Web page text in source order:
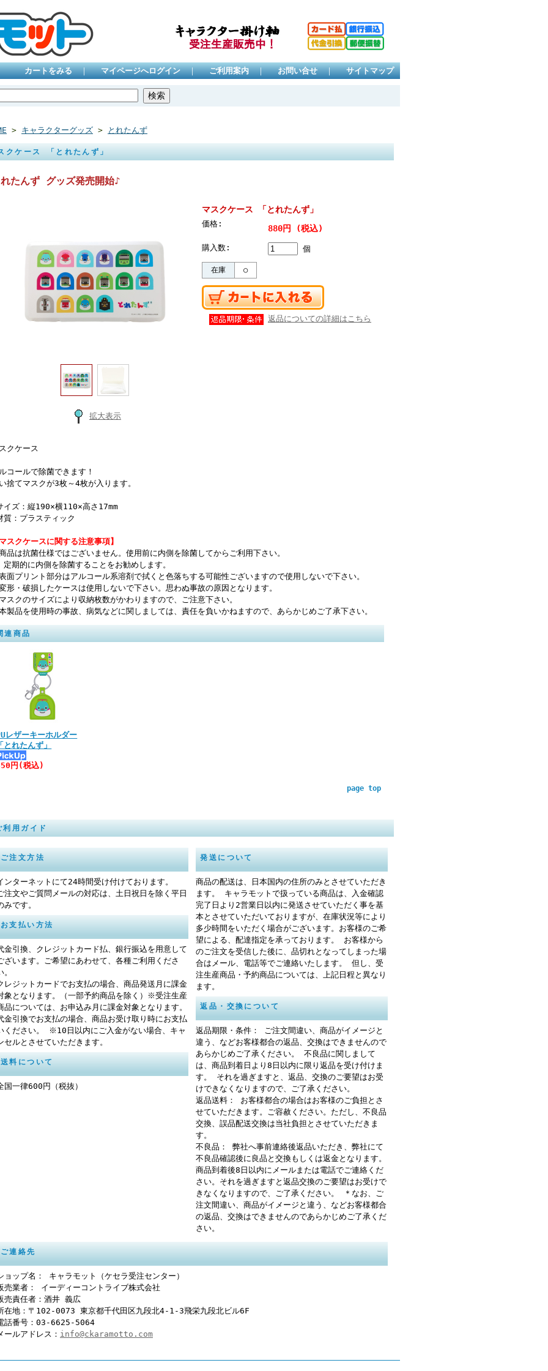
カートをみる ｜ マイページへログイン ｜ ご利用案内 ｜ お問い合せ ｜ サイトマップ
> キャラクターグッズ > とれたんず
クケース 「とれたんず」
れたんず グッズ発売開始♪
拡大表示
マスクケース 「とれたんず」
価格: 880円 (税込)
購入数: 個
在庫 ○
返品についての詳細はこちら
クケース
コールで除菌できます！
捨てマスクが3枚～4枚が入ります。
イズ：縦190×横110×高さ17mm
質：プラスティック
マスクケースに関する注意事項】
品は抗菌仕様ではございません。使用前に内側を除菌してからご利用下さい。
期的に内側を除菌することをお勧めします。
面プリント部分はアルコール系溶剤で拭くと色落ちする可能性ございますので使用しないで下さい。
形・破損したケースは使用しないで下さい。思わぬ事故の原因となります。
スクのサイズにより収納枚数がかわりますので、ご注意下さい。
製品を使用時の事故、病気などに関しましては、責任を負いかねますので、あらかじめご了承下さい。
連商品
レザーキーホルダー
「とれたんず」
円(税込)
page top
利用ガイド
ご注文方法
ンターネットにて24時間受け付けております。
注文やご質問メールの対応は、土日祝日を除く平日
みです。
お支払い方法
金引換、クレジットカード払、銀行振込を用意して
ざいます。ご希望にあわせて、各種ご利用くださ
。
レジットカードでお支払の場合、商品発送月に課金
象となります。（一部予約商品を除く）※受注生産
品については、お申込み月に課金対象となります。
金引換でお支払の場合、商品お受け取り時にお支払
ください。 ※10日以内にご入金がない場合、キャ
セルとさせていただきます。
送料について
国一律600円（税抜）
発送について
商品の配送は、日本国内の住所のみとさせていただき
ます。 キャラモットで扱っている商品は、入金確認
完了日より2営業日以内に発送させていただく事を基
本とさせていただいておりますが、在庫状況等により
多少時間をいただく場合がございます。お客様のご希
望による、配達指定を承っております。 お客様から
のご注文を受信した後に、品切れとなってしまった場
合はメール、電話等でご連絡いたします。 但し、受
注生産商品・予約商品については、上記日程と異なり
ます。
返品・交換について
返品期限・条件： ご注文間違い、商品がイメージと
違う、などお客様都合の返品、交換はできませんので
あらかじめご了承ください。 不良品に関しまして
は、商品到着日より8日以内に限り返品を受け付けま
す。 それを過ぎますと、返品、交換のご要望はお受
けできなくなりますので、ご了承ください。
返品送料： お客様都合の場合はお客様のご負担とさ
せていただきます。ご容赦ください。ただし、不良品
交換、誤品配送交換は当社負担とさせていただきま
す。
不良品： 弊社へ事前連絡後返品いただき、弊社にて
不良品確認後に良品と交換もしくは返金となります。
商品到着後8日以内にメールまたは電話でご連絡くだ
さい。それを過ぎますと返品交換のご要望はお受けで
きなくなりますので、ご了承ください。 ＊なお、ご
注文間違い、商品がイメージと違う、などお客様都合
の返品、交換はできませんのであらかじめご了承くだ
さい。
ご連絡先
ョップ名： キャラモット（ケセラ受注センター）
売業者： イーディーコントライブ株式会社
売責任者：酒井 義広
在地：〒102-0073 東京都千代田区九段北4-1-3飛栄九段北ビル6F
話番号：03-6625-5064
ールアドレス： info@ckaramotto.com